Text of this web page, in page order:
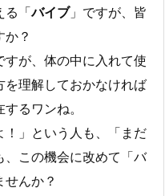
る「バイブ」ですが、皆
？
すが、体の中に入れて使
を理解しておかなければ
るワンね。
！」という人も、「まだ
この機会に改めて「バ
んか？